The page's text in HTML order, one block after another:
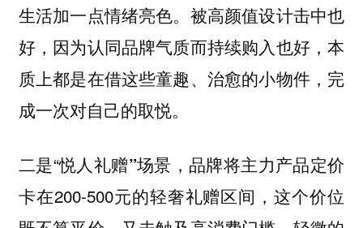
生活加一点情绪亮色。被高颜值设计击中也
好，因为认同品牌气质而持续购入也好，本
质上都是在借这些童趣、治愈的小物件，完
成一次对自己的取悦。
二是“悦人礼赠”场景 ，品牌将主力产品定价
卡在200-500元的轻奢礼赠区间，这个价位